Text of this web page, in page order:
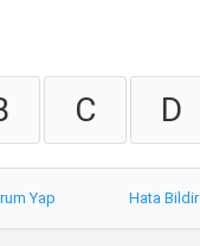
C D
Yap Hata Bildir